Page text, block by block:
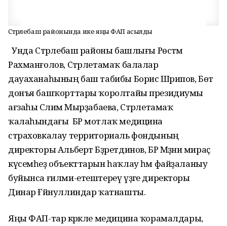
Стәрлебаш районында ике яңы ФАП асылды
Унда Стәрлебаш районы башлығы Рөстәм
Рахманғолов, Сәтрлетамаҡ балалар
дауаханаһының баш табибы Борис Шәрипов, Бөтә
донъя башҡорттары ҡоролтайы президиумы
ағзаһы Сәлимә Мырҙабаева, Стәрлетамаҡ
ҡалаһындағы БР мотлаҡ медицина
страховкалау территориаль фондының
директоры Альберт Бәҙретдинов, БР Мәҙәни мираҫ
күсемһеҙ объекттарын һаҡлау һәм файҙаланыу
буйынса ғилми-етештереү үҙәге директоры
Динар Ғәйнуллиндар ҡатнашты.
Яңы ФАП-тар кәрәкле медицина ҡорамалдары,